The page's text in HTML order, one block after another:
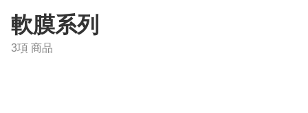
軟膜系列
3項 商品